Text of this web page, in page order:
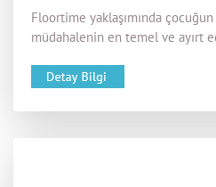
Floortime yaklaşımında
müdahalenin en temel ve ayırt